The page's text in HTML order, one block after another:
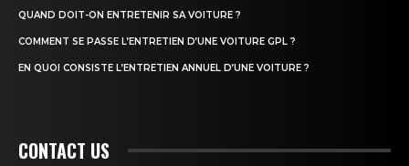
QUAND DOIT-ON ENTRETENIR SA VOITURE ?
COMMENT SE PASSE L’ENTRETIEN D’UNE VOITURE GPL ?
EN QUOI CONSISTE L’ENTRETIEN ANNUEL D’UNE VOITURE ?
CONTACT US